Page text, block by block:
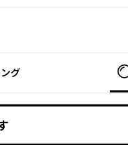
グ